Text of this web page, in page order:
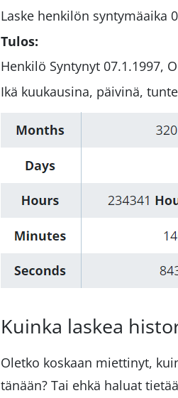
Laske henkilön syntymäaika
Tulos:
Henkilö Syntynyt 07.1.1997,
Ikä kuukausina, päivinä,
Kuinka laskea
Oletko koskaan miettinyt,
tänään? Tai ehkä haluat